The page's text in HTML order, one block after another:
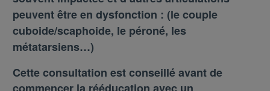
peuvent être en dysfonction : (le couple
cuboide/scaphoide, le péroné, les
métatarsiens…)
Cette consultation est conseillé avant de